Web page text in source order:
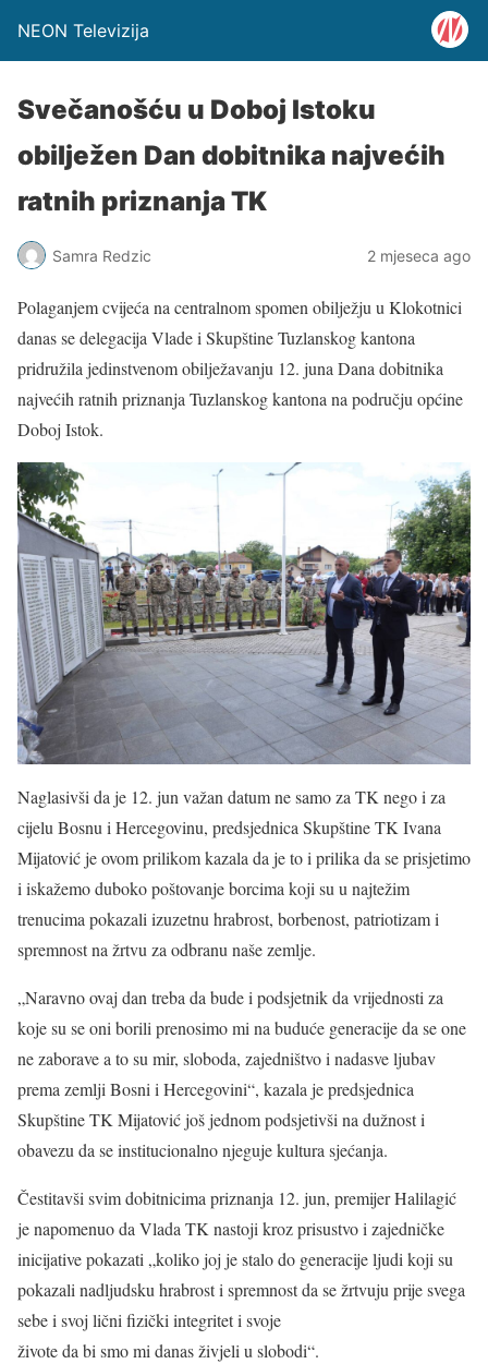
NEON Televizija
Svečanošću u Doboj Istoku
obilježen Dan dobitnika najvećih
ratnih priznanja TK
Samra Redzic 2 mjeseca ago
Polaganjem cvijeća na centralnom spomen obilježju u Klokotnici
danas se delegacija Vlade i Skupštine Tuzlanskog kantona
pridružila jedinstvenom obilježavanju 12. juna Dana dobitnika
najvećih ratnih priznanja Tuzlanskog kantona na području općine
Doboj Istok.
Naglasivši da je 12. jun važan datum ne samo za TK nego i za
cijelu Bosnu i Hercegovinu, predsjednica Skupštine TK Ivana
Mijatović je ovom prilikom kazala da je to i prilika da se prisjetimo
i iskažemo duboko poštovanje borcima koji su u najtežim
trenucima pokazali izuzetnu hrabrost, borbenost, patriotizam i
spremnost na žrtvu za odbranu naše zemlje.
„Naravno ovaj dan treba da bude i podsjetnik da vrijednosti za
koje su se oni borili prenosimo mi na buduće generacije da se one
ne zaborave a to su mir, sloboda, zajedništvo i nadasve ljubav
prema zemlji Bosni i Hercegovini“, kazala je predsjednica
Skupštine TK Mijatović još jednom podsjetivši na dužnost i
obavezu da se institucionalno njeguje kultura sjećanja.
Čestitavši svim dobitnicima priznanja 12. jun, premijer Halilagić
je napomenuo da Vlada TK nastoji kroz prisustvo i zajedničke
inicijative pokazati „koliko joj je stalo do generacije ljudi koji su
pokazali nadljudsku hrabrost i spremnost da se žrtvuju prije svega
sebe i svoj lični fizički integritet i svoje
živote da bi smo mi danas živjeli u slobodi“.